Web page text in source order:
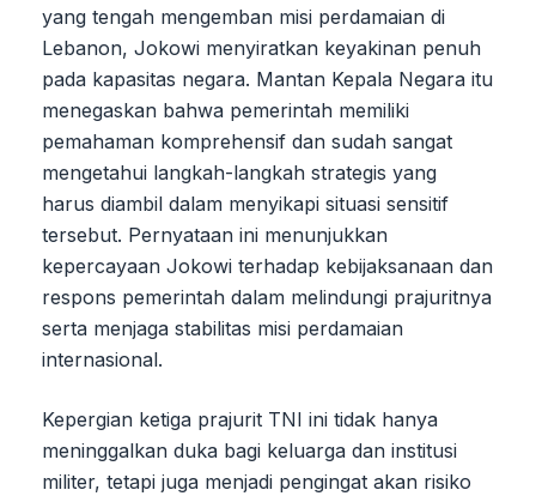
yang tengah mengemban misi perdamaian di
Lebanon, Jokowi menyiratkan keyakinan penuh
pada kapasitas negara. Mantan Kepala Negara itu
menegaskan bahwa pemerintah memiliki
pemahaman komprehensif dan sudah sangat
mengetahui langkah-langkah strategis yang
harus diambil dalam menyikapi situasi sensitif
tersebut. Pernyataan ini menunjukkan
kepercayaan Jokowi terhadap kebijaksanaan dan
respons pemerintah dalam melindungi prajuritnya
serta menjaga stabilitas misi perdamaian
internasional.
Kepergian ketiga prajurit TNI ini tidak hanya
meninggalkan duka bagi keluarga dan institusi
militer, tetapi juga menjadi pengingat akan risiko